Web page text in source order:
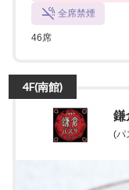
全席禁煙
46席
4F(南館)
鎌
(パ